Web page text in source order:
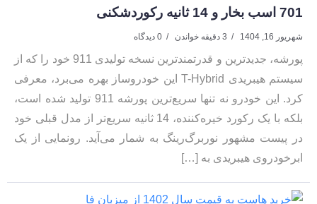
701 اسب بخار و 14 ثانیه رکوردشکنی
شهریور 16, 1404 3 دقیقه خواندن 0 دیدگاه
پورشه، جدیدترین و قدرتمندترین نسخه تولیدی 911 خود را که از
سیستم هیبریدی T-Hybrid این خودروساز بهره می‌برد، معرفی
کرد. این خودرو نه تنها سریع‌ترین پورشه 911 تولید شده است،
بلکه با یک رکورد خیره‌کننده، 14 ثانیه سریع‌تر از مدل قبلی خود
در پیست مشهور نوربرگ‌رینگ به شمار می‌آید. رونمایی از یک
ابرخودروی هیبریدی به […]